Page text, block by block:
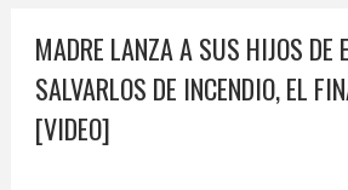
MADRE LANZA A SUS HIJOS DE
SALVARLOS DE INCENDIO, EL
[VIDEO]